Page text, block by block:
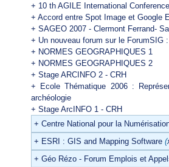
+ 10 th AGILE International
+ Accord entre Spot Image et Google
+ SAGEO 2007 - Clermont Ferrand-
+ Un nouveau forum sur le ForumSIG
+ NORMES GEOGRAPHIQUES 1
+ NORMES GEOGRAPHIQUES 2
+ Stage ARCINFO 2 - CRH
+
Ecole Thématique 2006 :
archéologie
+ Stage ArcINFO 1 - CRH
+ Centre National pour la
+ ESRI : GIS and Mapping Software (
+ Géo Rézo - Forum Emplois et